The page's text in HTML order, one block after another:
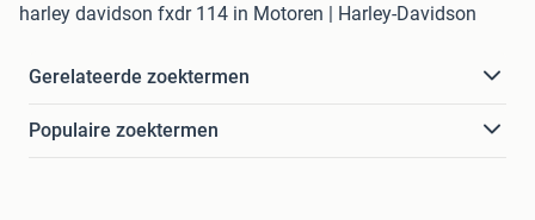
harley davidson fxdr 114 in Motoren | Harley-Davidson
Gerelateerde zoektermen
Populaire zoektermen